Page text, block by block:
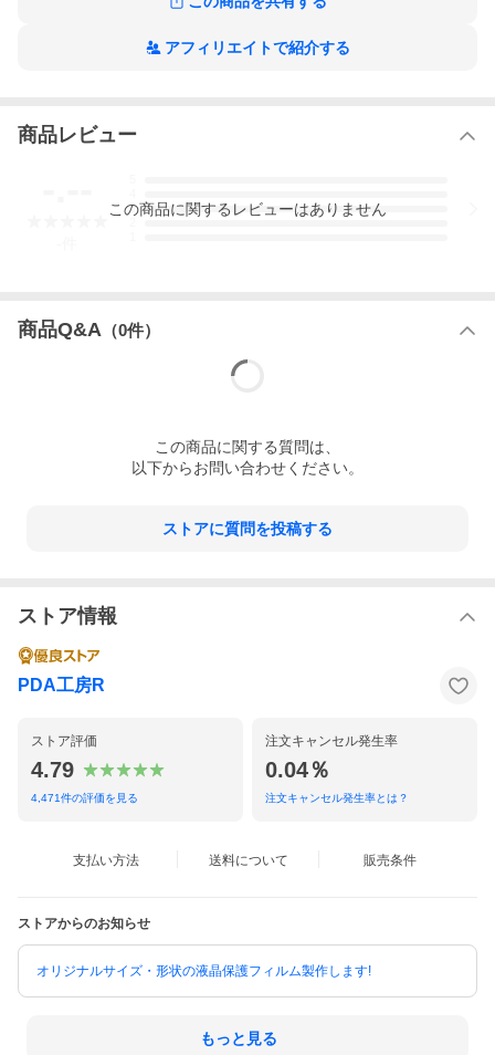
アフィリエイトで紹介する
商品レビュー
3
この商品に関するレビューはありません
商品Q&A （0件）
この商品に関する質問は、
以下からお問い合わせください。
ストアに質問を投稿する
ストア情報
PDA工房R
ストア評価
4.79
4,471件の評価を見る
注文キャンセル発生率
0.04％
注文キャンセル発生率とは？
支払い方法 送料について 販売条件
ストアからのお知らせ
オリジナルサイズ・形状の液晶保護フィルム製作します!
もっと見る